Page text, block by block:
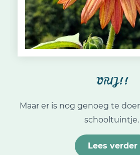
VRIJ!!
Maar er is nog genoeg te
schooltuintje.
Lees verder